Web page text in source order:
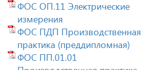
ФОС ОП.11 Электрические
измерения
ФОС ПДП Производственная
практика (преддипломная)
ФОС ПП.01.01